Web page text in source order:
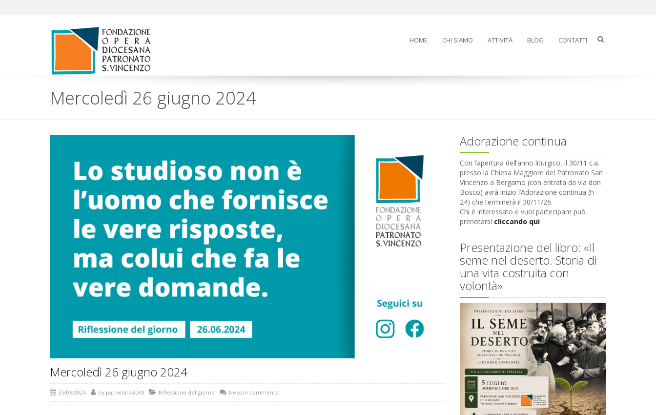
HOME CHI SIAMO ATTIVITÀ BLOG CONTATTI
Mercoledì 26 giugno 2024
Mercoledì 26 giugno 2024
25/06/2024 by patronatoADM Riflessione del giorno Nessun commento
Adorazione continua
Con l’apertura dell’anno liturgico, il 30/11 c.a.
presso la Chiesa Maggiore del Patronato San
Vincenzo a Bergamo (con entrata da via don
Bosco) avrà inizio l’Adorazione continua (h
24) che terminerà il 30/11/26.
Chi è interessato e vuol partecipare può
prenotarsi cliccando qui
Presentazione del libro: «Il
seme nel deserto. Storia di
una vita costruita con
volontà»